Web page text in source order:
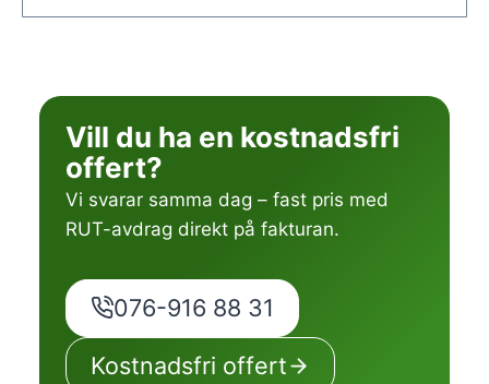
Vill du ha en kostnadsfri
offert?
Vi svarar samma dag – fast pris med
RUT-avdrag direkt på fakturan.
076-916 88 31
Kostnadsfri offert